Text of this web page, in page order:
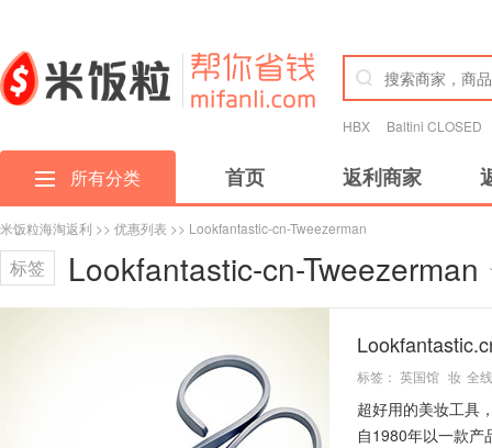
HBX Baltini CLOSED
所有分类 首页 返利商家
米饭粒海淘返利 >> 优惠列表 >> Lookfantastic-cn-Tweezerman
标签 Lookfantastic-cn-Tweezerman
标签： 英国馆 妆 全线
超好用的美妆工具
自1980年以一款产